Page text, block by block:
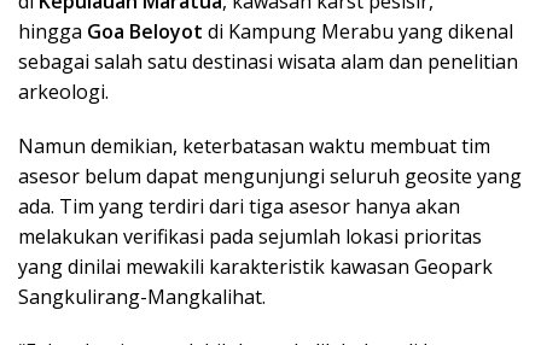
hingga Goa Beloyot di Kampung Merabu yang dikenal
sebagai salah satu destinasi wisata alam dan penelitian
arkeologi.
Namun demikian, keterbatasan waktu membuat tim
asesor belum dapat mengunjungi seluruh geosite yang
ada. Tim yang terdiri dari tiga asesor hanya akan
melakukan verifikasi pada sejumlah lokasi prioritas
yang dinilai mewakili karakteristik kawasan Geopark
Sangkulirang-Mangkalihat.